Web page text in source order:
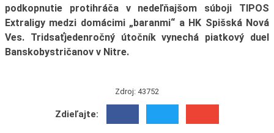
podkopnutie protihráča v nedeľňajšom súboji TIPOS
Extraligy medzi domácimi „baranmi“ a HK Spišská Nová
Ves. Tridsaťjedenročný útočník vynechá piatkový duel
Banskobystričanov v Nitre.
Zdroj: 43752
Zdieľajte: